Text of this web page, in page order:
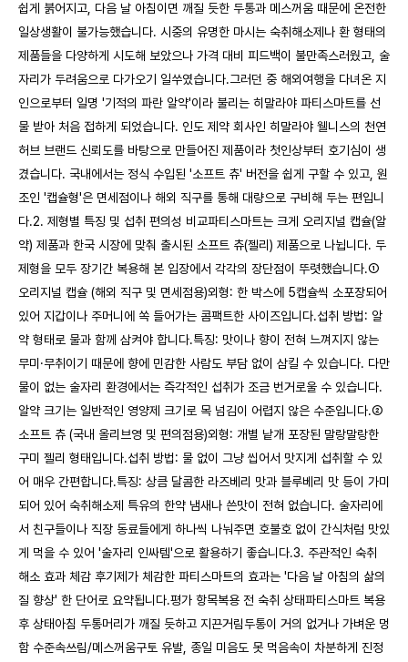
쉽게 붉어지고, 다음 날 아침이면 깨질 듯한 두통과 메스꺼움 때문에 온전한
일상생활이 불가능했습니다. 시중의 유명한 마시는 숙취해소제나 환 형태의
제품들을 다양하게 시도해 보았으나 가격 대비 피드백이 불만족스러웠고, 술
자리가 두려움으로 다가오기 일쑤였습니다.그러던 중 해외여행을 다녀온 지
인으로부터 일명 '기적의 파란 알약'이라 불리는 히말라야 파티스마트를 선
물 받아 처음 접하게 되었습니다. 인도 제약 회사인 히말라야 웰니스의 천연
허브 브랜드 신뢰도를 바탕으로 만들어진 제품이라 첫인상부터 호기심이 생
겼습니다. 국내에서는 정식 수입된 '소프트 츄' 버전을 쉽게 구할 수 있고, 원
조인 '캡슐형'은 면세점이나 해외 직구를 통해 대량으로 구비해 두는 편입니
다.2. 제형별 특징 및 섭취 편의성 비교파티스마트는 크게 오리지널 캡슐(알
약) 제품과 한국 시장에 맞춰 출시된 소프트 츄(젤리) 제품으로 나뉩니다. 두
제형을 모두 장기간 복용해 본 입장에서 각각의 장단점이 뚜렷했습니다.①
오리지널 캡슐 (해외 직구 및 면세점용)외형: 한 박스에 5캡슐씩 소포장되어
있어 지갑이나 주머니에 쏙 들어가는 콤팩트한 사이즈입니다.섭취 방법: 알
약 형태로 물과 함께 삼켜야 합니다.특징: 맛이나 향이 전혀 느껴지지 않는
무미·무취이기 때문에 향에 민감한 사람도 부담 없이 삼킬 수 있습니다. 다만
물이 없는 술자리 환경에서는 즉각적인 섭취가 조금 번거로울 수 있습니다.
알약 크기는 일반적인 영양제 크기로 목 넘김이 어렵지 않은 수준입니다.②
소프트 츄 (국내 올리브영 및 편의점용)외형: 개별 낱개 포장된 말랑말랑한
구미 젤리 형태입니다.섭취 방법: 물 없이 그냥 씹어서 맛지게 섭취할 수 있
어 매우 간편합니다.특징: 상큼 달콤한 라즈베리 맛과 블루베리 맛 등이 가미
되어 있어 숙취해소제 특유의 한약 냄새나 쓴맛이 전혀 없습니다. 술자리에
서 친구들이나 직장 동료들에게 하나씩 나눠주면 호불호 없이 간식처럼 맛있
게 먹을 수 있어 '술자리 인싸템'으로 활용하기 좋습니다.3. 주관적인 숙취
해소 효과 체감 후기제가 체감한 파티스마트의 효과는 '다음 날 아침의 삶의
질 향상' 한 단어로 요약됩니다.평가 항목복용 전 숙취 상태파티스마트 복용
후 상태아침 두통머리가 깨질 듯하고 지끈거림두통이 거의 없거나 가벼운 멍
함 수준속쓰림/메스꺼움구토 유발, 종일 미음도 못 먹음속이 차분하게 진정